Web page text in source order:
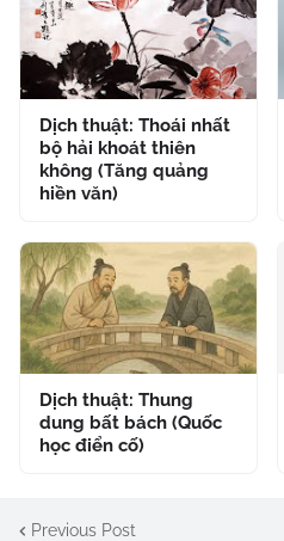
Dịch thuật: Thoái nhất
bộ hải khoát thiên
không (Tăng quảng
hiền văn)
Dịch thuật: Thung
dung bất bách (Quốc
học điển cố)
Previous Post